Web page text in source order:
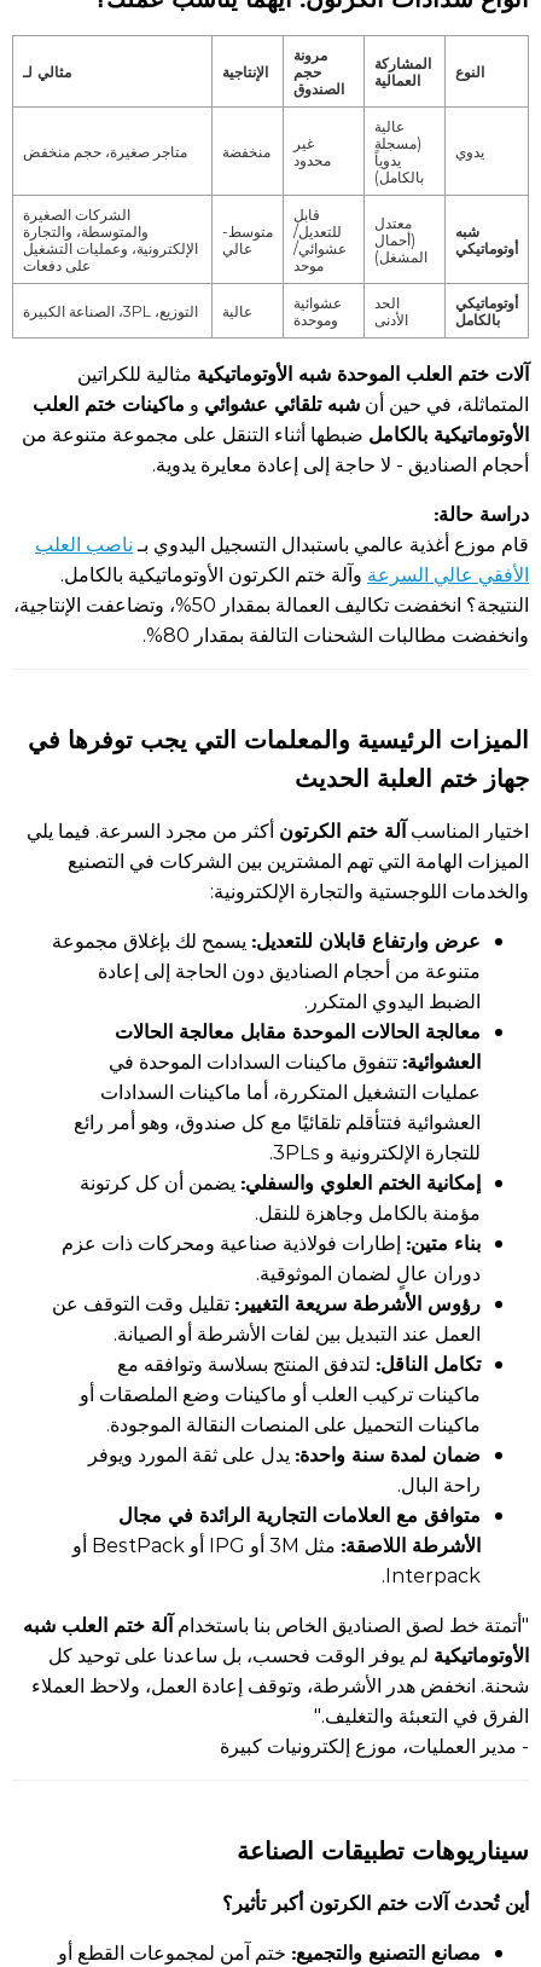
النوع المشاركة
العمالية
مرونة
حجم
الصندوق
الإنتاجية مثالي لـ
يدوي
عالية
(مسجلة
يدوياً
بالكامل)
غير
محدود
منخفضة متاجر صغيرة، حجم منخفض
شبه
أوتوماتيكي
معتدل
(أحمال
المشغل)
قابل
للتعديل/
عشوائي/
موحد
متوسط-
عالي
الشركات الصغيرة
والمتوسطة، والتجارة
الإلكترونية، وعمليات التشغيل
على دفعات
أوتوماتيكي
بالكامل
الحد
الأدنى
عشوائية
وموحدة
عالية التوزيع، 3PL، الصناعة الكبيرة
آلات ختم العلب الموحدة شبه الأوتوماتيكية مثالية للكراتين
المتماثلة، في حين أن شبه تلقائي عشوائي و ماكينات ختم العلب
الأوتوماتيكية بالكامل ضبطها أثناء التنقل على مجموعة متنوعة من
أحجام الصناديق - لا حاجة إلى إعادة معايرة يدوية.
دراسة حالة:
قام موزع أغذية عالمي باستبدال التسجيل اليدوي بـ ناصب العلب
الأفقي عالي السرعة وآلة ختم الكرتون الأوتوماتيكية بالكامل.
النتيجة؟ انخفضت تكاليف العمالة بمقدار 50%، وتضاعفت الإنتاجية،
وانخفضت مطالبات الشحنات التالفة بمقدار 80%.
الميزات الرئيسية والمعلمات التي يجب توفرها في
جهاز ختم العلبة الحديث
اختيار المناسب آلة ختم الكرتون أكثر من مجرد السرعة. فيما يلي
الميزات الهامة التي تهم المشترين بين الشركات في التصنيع
والخدمات اللوجستية والتجارة الإلكترونية:
عرض وارتفاع قابلان للتعديل: يسمح لك بإغلاق مجموعة
متنوعة من أحجام الصناديق دون الحاجة إلى إعادة
الضبط اليدوي المتكرر.
معالجة الحالات الموحدة مقابل معالجة الحالات
العشوائية: تتفوق ماكينات السدادات الموحدة في
عمليات التشغيل المتكررة، أما ماكينات السدادات
العشوائية فتتأقلم تلقائيًا مع كل صندوق، وهو أمر رائع
للتجارة الإلكترونية و 3PLs.
إمكانية الختم العلوي والسفلي: يضمن أن كل كرتونة
مؤمنة بالكامل وجاهزة للنقل.
بناء متين: إطارات فولاذية صناعية ومحركات ذات عزم
دوران عالٍ لضمان الموثوقية.
رؤوس الأشرطة سريعة التغيير: تقليل وقت التوقف عن
العمل عند التبديل بين لفات الأشرطة أو الصيانة.
تكامل الناقل: لتدفق المنتج بسلاسة وتوافقه مع
ماكينات تركيب العلب أو ماكينات وضع الملصقات أو
ماكينات التحميل على المنصات النقالة الموجودة.
ضمان لمدة سنة واحدة: يدل على ثقة المورد ويوفر
راحة البال.
متوافق مع العلامات التجارية الرائدة في مجال
الأشرطة اللاصقة:
مثل 3M أو IPG أو BestPack أو
Interpack.
"أتمتة خط لصق الصناديق الخاص بنا باستخدام آلة ختم العلب شبه
الأوتوماتيكية لم يوفر الوقت فحسب، بل ساعدنا على توحيد كل
شحنة. انخفض هدر الأشرطة، وتوقف إعادة العمل، ولاحظ العملاء
الفرق في التعبئة والتغليف."
- مدير العمليات، موزع إلكترونيات كبيرة
سيناريوهات تطبيقات الصناعة
أين تُحدث آلات ختم الكرتون أكبر تأثير؟
مصانع التصنيع والتجميع: ختم آمن لمجموعات القطع أو